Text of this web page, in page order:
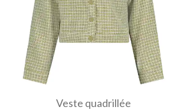
Veste quadrillée